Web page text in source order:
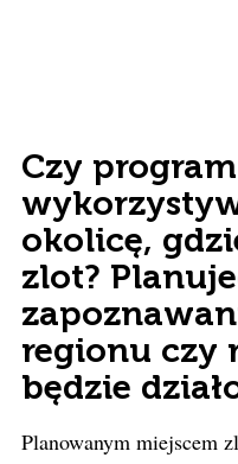
Czy
okolicę,
zlot?
regionu czy
będzie
Planowanym miejscem